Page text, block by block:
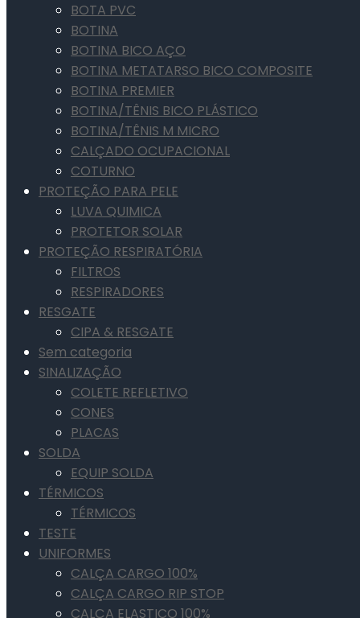
BOTA PVC
BOTINA
BOTINA BICO AÇO
BOTINA METATARSO BICO COMPOSITE
BOTINA PREMIER
BOTINA/TÊNIS BICO PLÁSTICO
BOTINA/TÊNIS M MICRO
CALÇADO OCUPACIONAL
COTURNO
PROTEÇÃO PARA PELE
LUVA QUIMICA
PROTETOR SOLAR
PROTEÇÃO RESPIRATÓRIA
FILTROS
RESPIRADORES
RESGATE
CIPA & RESGATE
Sem categoria
SINALIZAÇÃO
COLETE REFLETIVO
CONES
PLACAS
SOLDA
EQUIP SOLDA
TÉRMICOS
TÉRMICOS
TESTE
UNIFORMES
CALÇA CARGO 100%
CALÇA CARGO RIP STOP
CALÇA ELASTICO 100%